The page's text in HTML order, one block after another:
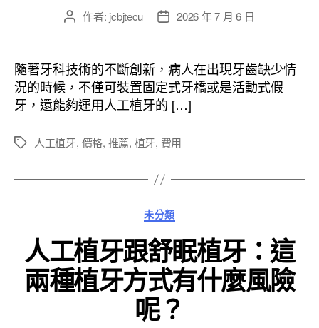
文
者
作者: jcbjtecu
文
佈
日
期
2026 年 7 月 6 日
隨著牙科技術的不斷創新，病人在出現牙齒缺少情
況的時候，不僅可裝置固定式牙橋或是活動式假
牙，還能夠運用人工植牙的 […]
標
人工植牙, 價格, 推薦, 植牙, 費用
分
類
未分類
人工植牙跟舒眠植牙：這
兩種植牙方式有什麼風險
呢？